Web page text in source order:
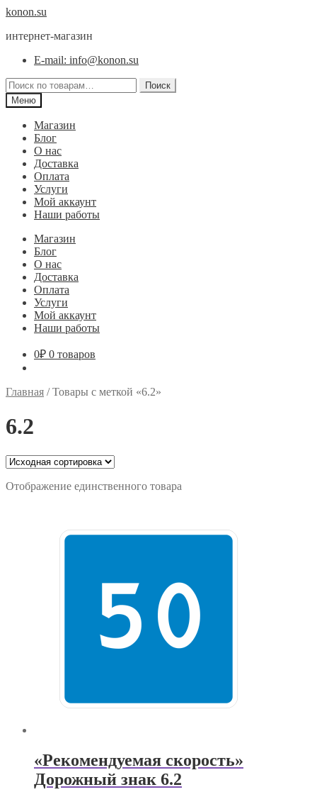
Перейти
навигации
Перейти
содержимому
konon.su
интернет-магазин
E-mail: info@konon.su
Искать:
Поиск
Меню
Магазин
Блог
О нас
Доставка
Оплата
Услуги
Мой аккаунт
Наши работы
Магазин
Блог
О нас
Доставка
Оплата
Услуги
Мой аккаунт
Наши работы
0₽ 0 товаров
Главная /Товары с меткой «6.2»
6.2
Отображение единственного товара
«Рекомендуемая скорость»
Дорожный знак 6.2